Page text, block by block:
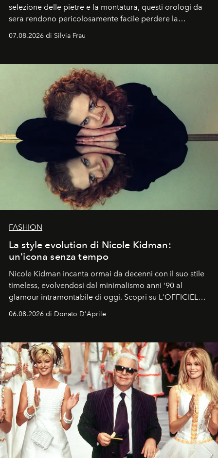
selezione delle pietre e la montatura, questi orologi da
sera rendono pericolosamente facile perdere la
cognizione del tempo. Ma con quadranti così
07.08.2026 di Silvia Frau
FASHION
La style evolution di Nicole Kidman:
un'icona senza tempo
Nicole Kidman incanta ormai da decenni con il suo stile
timeless, evolvendosi dal minimalismo anni '90 al
glamour intramontabile di oggi. Scopri su L'OFFICIEL
Italia la sua style evolution.
06.08.2026 di Donato D'Aprile